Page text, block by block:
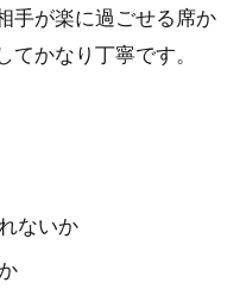
手が楽に過ごせる席か
かなり丁寧です。
ないか